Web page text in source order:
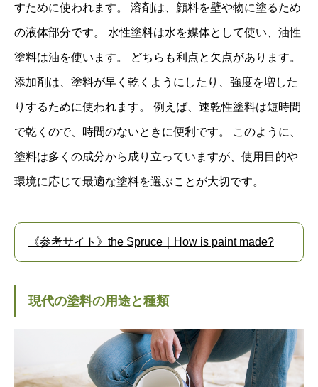
すために使われます。 溶剤は、顔料を壁や物に塗るため
の液体部分です。 水性塗料は水を媒体として使い、油性
塗料は油を使います。 どちらも利点と欠点があります。
添加剤は、塗料が早く乾くようにしたり、強度を増した
りするために使われます。 例えば、速乾性塗料は短時間
で乾くので、時間のないときに便利です。 このように、
塗料は多くの成分から成り立っていますが、使用目的や
環境に応じて最適な塗料を選ぶことが大切です。
《参考サイト》the Spruce｜How is paint made?
現代の塗料の用途と種類